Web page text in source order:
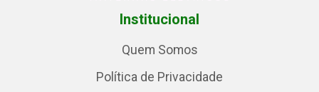
Institucional
Quem Somos
Política de Privacidade